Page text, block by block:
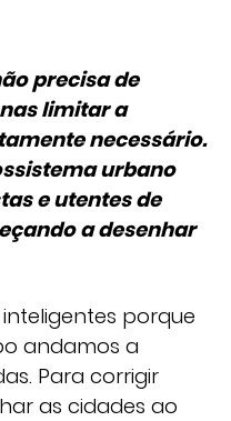
precisa de
limitar a
necessário.
urbano
e utentes de
a desenhar
porque
andamos a
Para corrigir
as cidades ao